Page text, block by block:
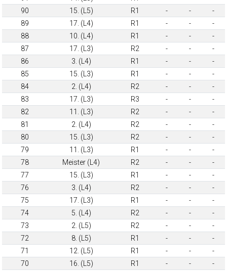
90
15. (L5) R1 - -
-
89
17. (L4) R1 - -
-
88
10. (L4) R1 - -
-
87
17. (L3) R2 - -
-
86
3. (L4) R1 - -
-
85
15. (L3) R1 - -
-
84
2. (L4) R2 - -
-
83
17. (L3) R3 - -
-
82
11. (L3) R2 - -
-
81
2. (L4) R2 - -
-
80
15. (L3) R2 - -
-
79
11. (L3) R1 - -
-
78
Meister (L4) R2 - -
-
77
15. (L3) R1 - -
-
76
3. (L4) R2 - -
-
75
17. (L3) R1 - -
-
74
5. (L4) R2 - -
-
73
2. (L5) R2 - -
-
72
8. (L5) R1 - -
-
71
12. (L5) R1 - -
-
70
16. (L5) R1 - -
-